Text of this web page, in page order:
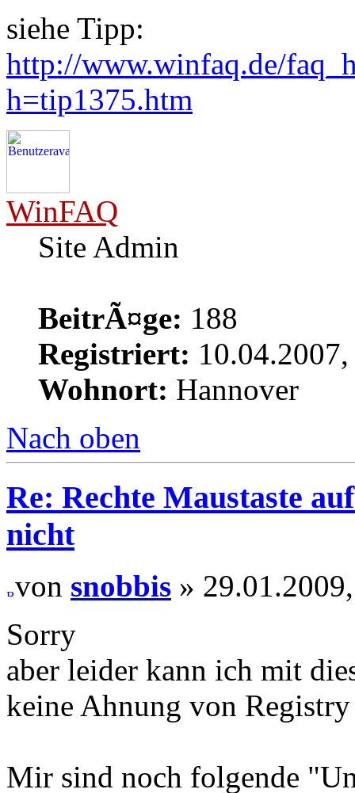
siehe Tipp:
http://www.winfaq.de/
h=tip1375.htm
WinFAQ
Site Admin
BeitrÃ¤ge: 188
Registriert:
Wohnort: Hannover
Nach oben
Re: Rechte Maustaste
nicht
von snobbis »
Sorry
aber leider kann ich mit
keine Ahnung von
Mir sind noch folgende